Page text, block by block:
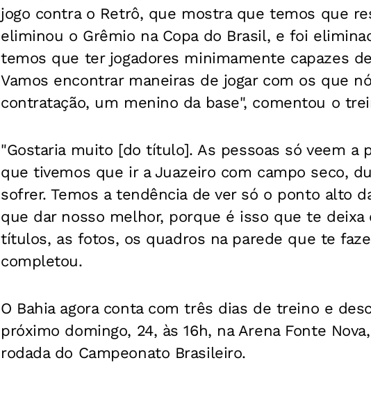
jogo contra o Retrô, que mostra que temos que
eliminou o Grêmio na Copa do Brasil, e foi
temos que ter jogadores minimamente capazes
Vamos encontrar maneiras de jogar com os que
contratação, um menino da base", comentou o
"Gostaria muito [do título]. As pessoas só veem a
que tivemos que ir a Juazeiro com campo seco,
sofrer. Temos a tendência de ver só o ponto alto
que dar nosso melhor, porque é isso que te deixa
títulos, as fotos, os quadros na parede que te
completou.
O Bahia agora conta com três dias de treino e
próximo domingo, 24, às 16h, na Arena Fonte
rodada do Campeonato Brasileiro.